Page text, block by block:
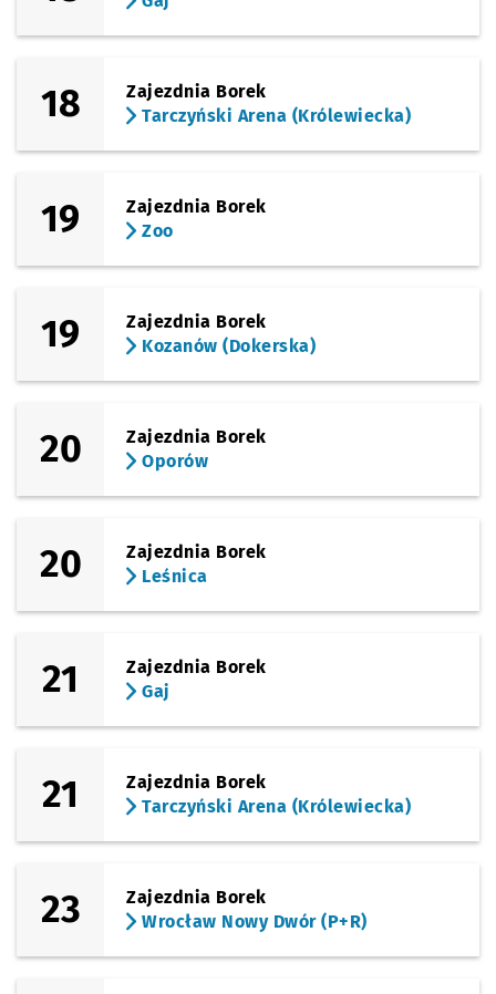
18
Zajezdnia Borek
Tarczyński Arena (Królewiecka)
19
Zajezdnia Borek
Zoo
19
Zajezdnia Borek
Kozanów (Dokerska)
20
Zajezdnia Borek
Oporów
20
Zajezdnia Borek
Leśnica
21
Zajezdnia Borek
Gaj
21
Zajezdnia Borek
Tarczyński Arena (Królewiecka)
23
Zajezdnia Borek
Wrocław Nowy Dwór (P+R)